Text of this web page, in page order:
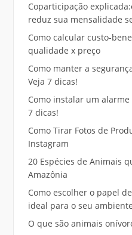
Coparticipação
reduz sua mensalidade
Como calcular custo-
qualidade x preço
Como manter a
Veja 7 dicas!
Como instalar um
7 dicas!
Como Tirar Fotos de
Instagram
20 Espécies de Animais
Amazônia
Como escolher o papel
ideal para o seu ambiente
O que são animais